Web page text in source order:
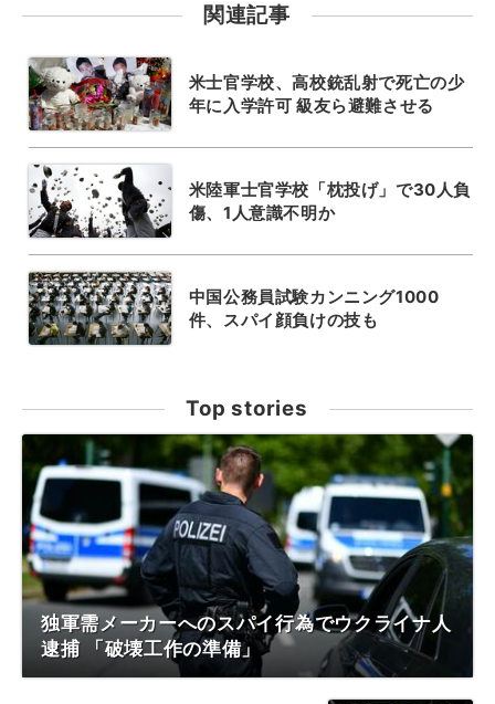
関連記事
米士官学校、高校銃乱射で死亡の少
年に入学許可 級友ら避難させる
米陸軍士官学校「枕投げ」で30人負
傷、1人意識不明か
中国公務員試験カンニング1000
件、スパイ顔負けの技も
Top stories
独軍需メーカーへのスパイ行為でウクライナ人
逮捕 「破壊工作の準備」